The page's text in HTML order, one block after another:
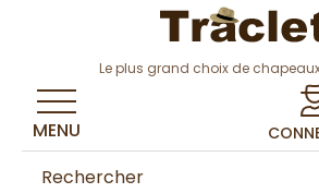
Le plus grand choix de
MENU